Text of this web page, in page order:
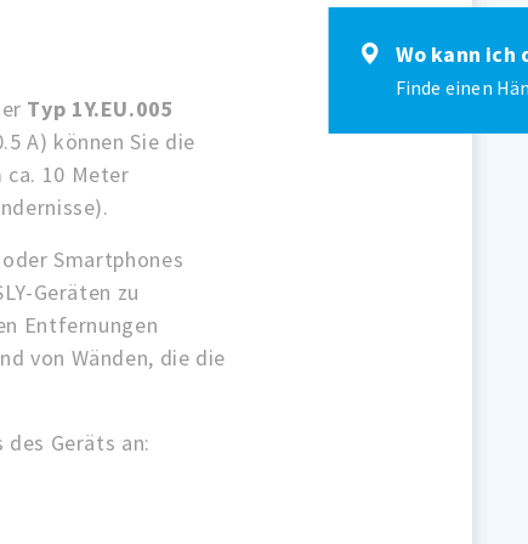
Typ 1Y.EU.005
A) können Sie die
ca. 10 Meter
Smartphones
Geräten zu
Entfernungen
von Wänden, die die
des Geräts an:
Wo kann ich
Finde einen